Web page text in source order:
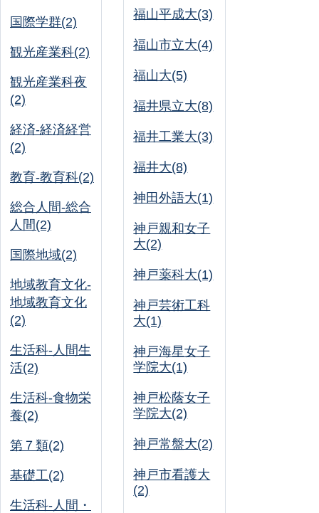
国際学群(2)
観光産業科(2)
観光産業科夜
(2)
経済-経済経営
(2)
教育-教育科(2)
総合人間-総合
人間(2)
国際地域(2)
地域教育文化-
地域教育文化
(2)
生活科-人間生
活(2)
生活科-食物栄
養(2)
第７類(2)
基礎工(2)
生活科-人間・
福山平成大(3)
福山市立大(4)
福山大(5)
福井県立大(8)
福井工業大(3)
福井大(8)
神田外語大(1)
神戸親和女子
大(2)
神戸薬科大(1)
神戸芸術工科
大(1)
神戸海星女子
学院大(1)
神戸松蔭女子
学院大(2)
神戸常盤大(2)
神戸市看護大
(2)